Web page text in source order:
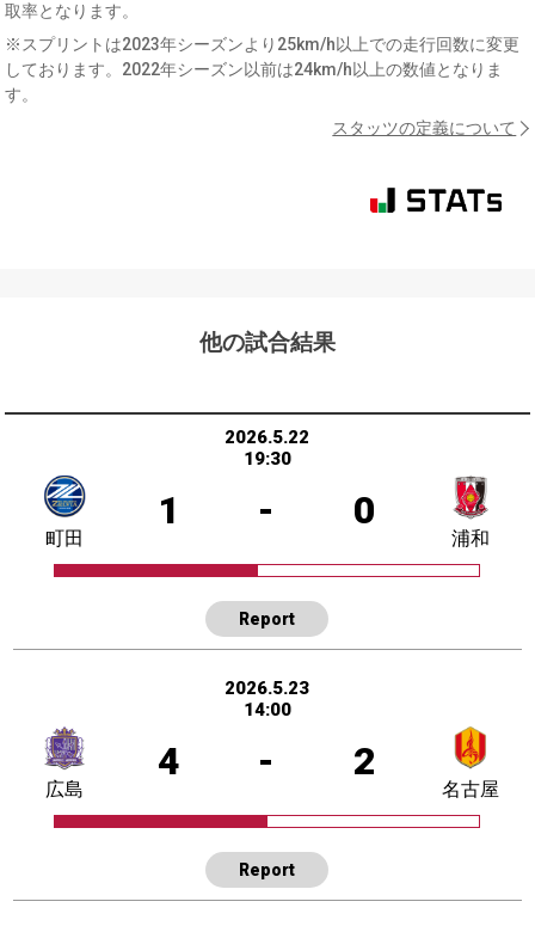
取率となります。
※スプリントは2023年シーズンより25km/h以上での走行回数に変更
しております。2022年シーズン以前は24km/h以上の数値となりま
す。
スタッツの定義について
他の試合結果
2026.5.22
19:30
1 - 0
町田 浦和
Report
2026.5.23
14:00
4 - 2
広島 名古屋
Report